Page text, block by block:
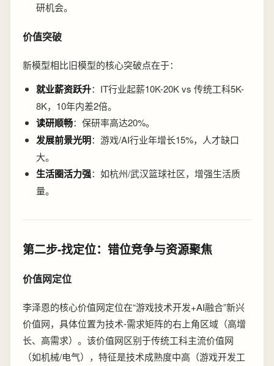
研机会。
价值突破
新模型相比旧模型的核心突破点在于：
就业薪资跃升：IT行业起薪10K-20K vs 传统工科5K-
8K，10年内差2倍。
读研顺畅：保研率高达20%。
发展前景光明：游戏/AI行业年增长15%，人才缺口
大。
生活圈活力强：如杭州/武汉篮球社区，增强生活质
量。
第二步-找定位：错位竞争与资源聚焦
价值网定位
李泽恩的核心价值网定位在“游戏技术开发+AI融合”新兴
价值网，具体位置为技术-需求矩阵的右上角区域（高增
长、高需求）。该价值网区别于传统工科主流价值网
（如机械/电气），特征是技术成熟度中高（游戏开发工